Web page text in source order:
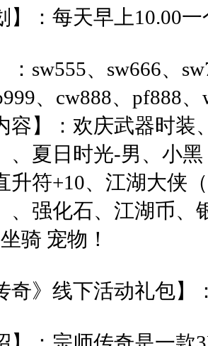
】：每天早上10.00
：sw555、sw666、
、cw888、pf888
容】：欢庆武器时
、夏日时光-男、小
升符+10、江湖大侠
、强化石、江湖币
骑 宠物！
奇》线下活动礼包】